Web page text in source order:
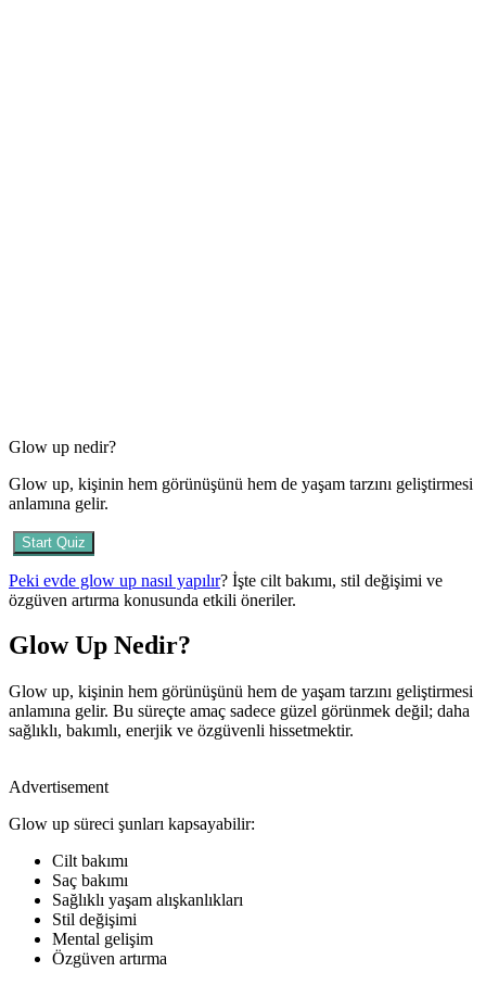
Glow up nedir?
Glow up, kişinin hem görünüşünü hem de yaşam tarzını geliştirmesi
anlamına gelir.
Start Quiz
Peki evde glow up nasıl yapılır? İşte cilt bakımı, stil değişimi ve
özgüven artırma konusunda etkili öneriler.
Glow Up Nedir?
Glow up, kişinin hem görünüşünü hem de yaşam tarzını geliştirmesi
anlamına gelir. Bu süreçte amaç sadece güzel görünmek değil; daha
sağlıklı, bakımlı, enerjik ve özgüvenli hissetmektir.
Advertisement
Glow up süreci şunları kapsayabilir:
Cilt bakımı
Saç bakımı
Sağlıklı yaşam alışkanlıkları
Stil değişimi
Mental gelişim
Özgüven artırma